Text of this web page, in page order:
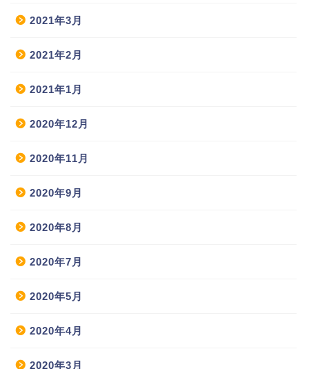
2021年3月
2021年2月
2021年1月
2020年12月
2020年11月
2020年9月
2020年8月
2020年7月
2020年5月
2020年4月
2020年3月